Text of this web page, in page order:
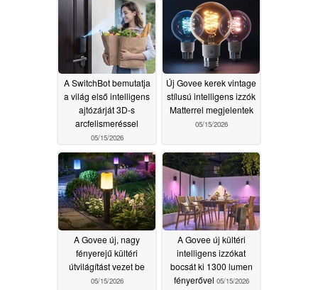
A SwitchBot bemutatja
a világ első intelligens
ajtózárját 3D-s
arcfelismeréssel
05/15/2026
Új Govee kerek vintage
stílusú intelligens izzók
Matterrel megjelentek
05/15/2026
A Govee új, nagy
fényerejű kültéri
útvilágítást vezet be
05/15/2026
A Govee új kültéri
intelligens izzókat
bocsát ki 1300 lumen
fényerővel 05/15/2026